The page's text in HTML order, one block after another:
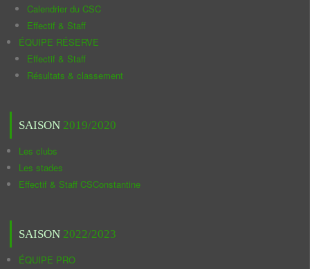
Calendrier du CSC
Effectif & Staff
ÉQUIPE RÉSERVE
Effectif & Staff
Résultats & classement
SAISON 2019/2020
Les clubs
Les stades
Effectif & Staff CSConstantine
SAISON 2022/2023
ÉQUIPE PRO